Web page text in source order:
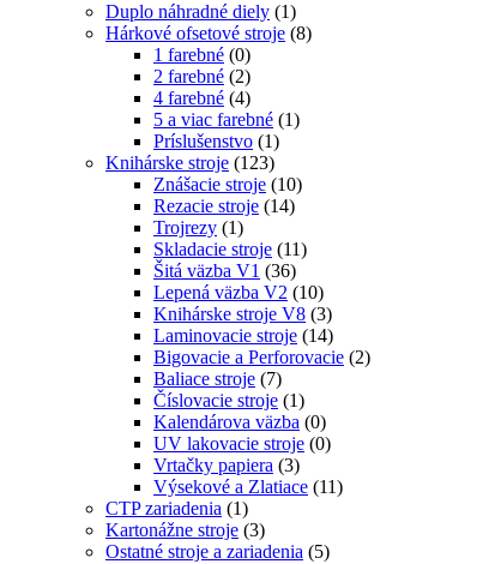
Duplo náhradné diely (1)
Hárkové ofsetové stroje (8)
1 farebné (0)
2 farebné (2)
4 farebné (4)
5 a viac farebné (1)
Príslušenstvo (1)
Knihárske stroje (123)
Znášacie stroje (10)
Rezacie stroje (14)
Trojrezy (1)
Skladacie stroje (11)
Šitá väzba V1 (36)
Lepená väzba V2 (10)
Knihárske stroje V8 (3)
Laminovacie stroje (14)
Bigovacie a Perforovacie (2)
Baliace stroje (7)
Číslovacie stroje (1)
Kalendárova väzba (0)
UV lakovacie stroje (0)
Vrtačky papiera (3)
Výsekové a Zlatiace (11)
CTP zariadenia (1)
Kartonážne stroje (3)
Ostatné stroje a zariadenia (5)